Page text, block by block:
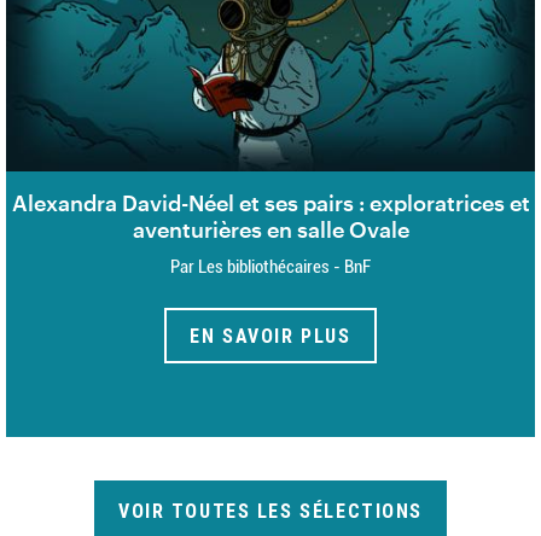
Alexandra David-Néel et ses pairs : exploratrices et
aventurières en salle Ovale
Par Les bibliothécaires - BnF
EN SAVOIR PLUS
VOIR TOUTES LES SÉLECTIONS